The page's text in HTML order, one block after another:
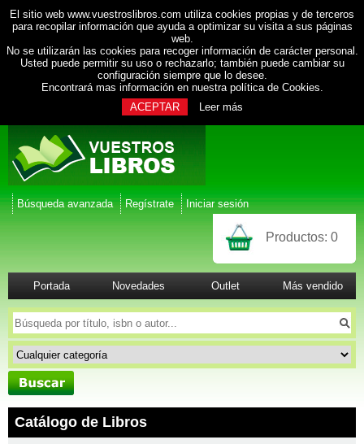
El sitio web www.vuestroslibros.com utiliza cookies propias y de terceros
para recopilar información que ayuda a optimizar su visita a sus páginas
web.
No se utilizarán las cookies para recoger información de carácter personal.
Usted puede permitir su uso o rechazarlo; también puede cambiar su
configuración siempre que lo desee.
Encontrará mas información en nuestra política de Cookies.
ACEPTAR
Leer más
Búsqueda avanzada Regístrate Iniciar sesión
Productos: 0
Portada Novedades Outlet Más vendido
Catálogo de Libros